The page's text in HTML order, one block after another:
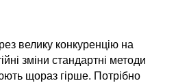
велику конкуренцію на
зміни стандартні методи
щораз гірше. Потрібно